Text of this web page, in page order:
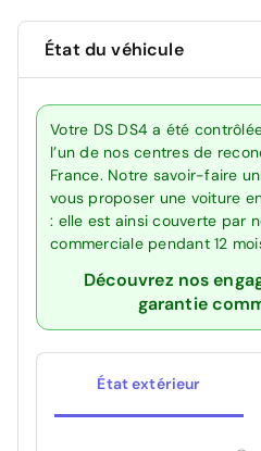
État du véhicule
Votre DS DS4 a été
l’un de nos centres de
France. Notre savoir-faire
vous proposer une voiture
: elle est ainsi couverte par
commerciale pendant 12
Découvrez nos
garantie
État extérieur